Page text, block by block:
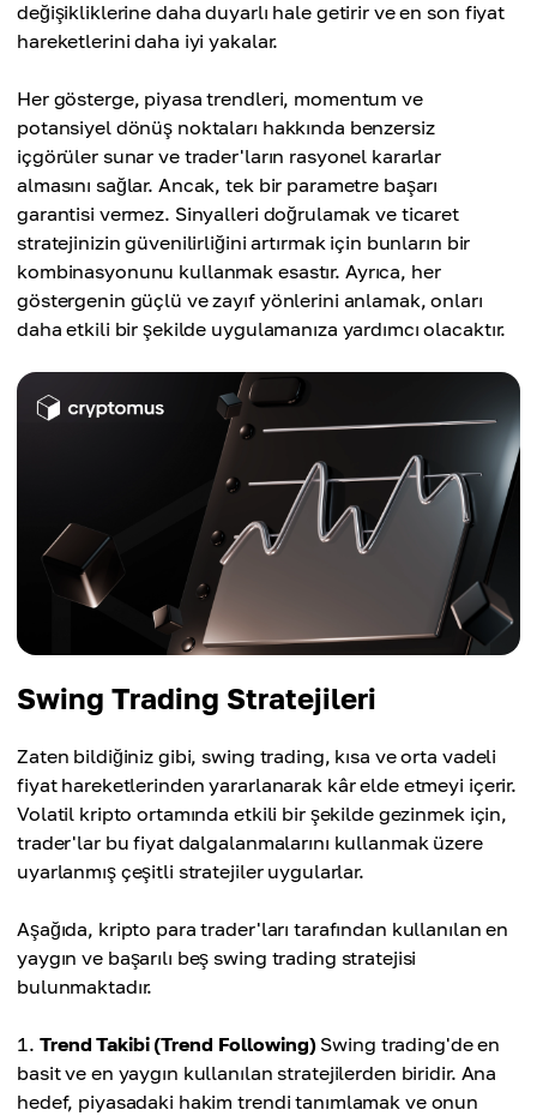
değişikliklerine daha duyarlı hale getirir ve en son fiyat
hareketlerini daha iyi yakalar.
Her gösterge, piyasa trendleri, momentum ve
potansiyel dönüş noktaları hakkında benzersiz
içgörüler sunar ve trader'ların rasyonel kararlar
almasını sağlar. Ancak, tek bir parametre başarı
garantisi vermez. Sinyalleri doğrulamak ve ticaret
stratejinizin güvenilirliğini artırmak için bunların bir
kombinasyonunu kullanmak esastır. Ayrıca, her
göstergenin güçlü ve zayıf yönlerini anlamak, onları
daha etkili bir şekilde uygulamanıza yardımcı olacaktır.
Swing Trading Stratejileri
Zaten bildiğiniz gibi, swing trading, kısa ve orta vadeli
fiyat hareketlerinden yararlanarak kâr elde etmeyi içerir.
Volatil kripto ortamında etkili bir şekilde gezinmek için,
trader'lar bu fiyat dalgalanmalarını kullanmak üzere
uyarlanmış çeşitli stratejiler uygularlar.
Aşağıda, kripto para trader'ları tarafından kullanılan en
yaygın ve başarılı beş swing trading stratejisi
bulunmaktadır.
Trend Takibi (Trend Following) Swing trading'de en
basit ve en yaygın kullanılan stratejilerden biridir. Ana
hedef, piyasadaki hakim trendi tanımlamak ve onun